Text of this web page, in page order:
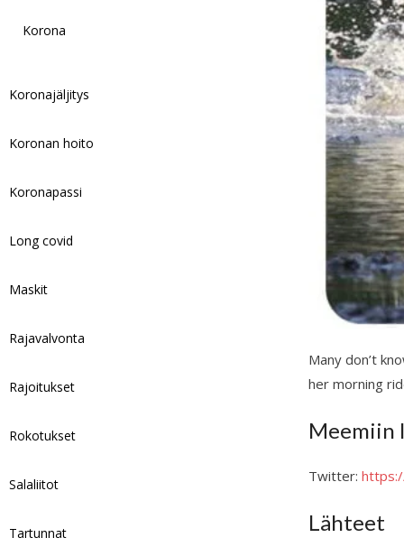
Many don’t
her morning
Meemiin
Twitter:
Lähteet
Korona
Koronajäljitys
Koronan hoito
Koronapassi
Long covid
Maskit
Rajavalvonta
Rajoitukset
Rokotukset
Salaliitot
Tartunnat